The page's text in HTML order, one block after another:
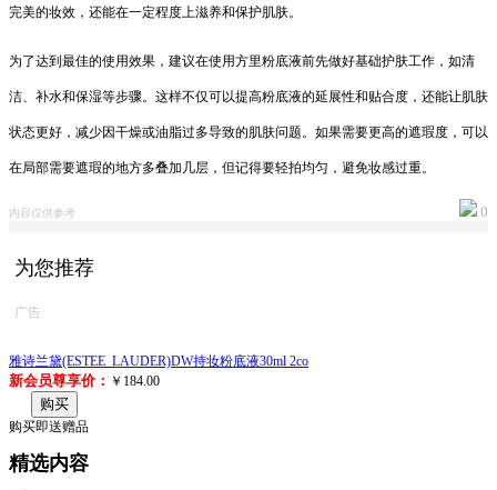
完美的妆效，还能在一定程度上滋养和保护肌肤。
为了达到最佳的使用效果，建议在使用方里粉底液前先做好基础护肤工作，如清
洁、补水和保湿等步骤。这样不仅可以提高粉底液的延展性和贴合度，还能让肌肤
状态更好，减少因干燥或油脂过多导致的肌肤问题。如果需要更高的遮瑕度，可以
在局部需要遮瑕的地方多叠加几层，但记得要轻拍均匀，避免妆感过重。
内容仅供参考 0
为您推荐
广告
雅诗兰黛(ESTEE_LAUDER)DW持妆粉底液30ml 2co
新会员尊享价： ￥184.00
购买
购买即送赠品
精选内容